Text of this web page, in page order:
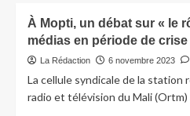
À Mopti, un débat sur « le
médias en période de crise
La Rédaction 6 novembre 2023
La cellule syndicale de la station
radio et télévision du Mali (Ortm)